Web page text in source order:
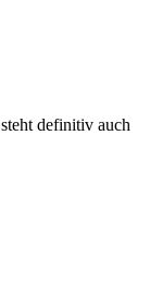
definitiv auch